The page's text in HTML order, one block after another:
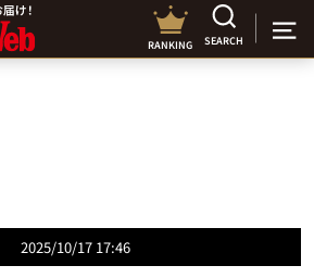
RANKING SEARCH
2025/10/17 17:46